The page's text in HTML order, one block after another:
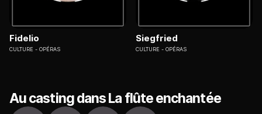
Fidelio
CULTURE OPÉRAS
Siegfried
CULTURE OPÉRAS
Au casting dans La flûte enchantée